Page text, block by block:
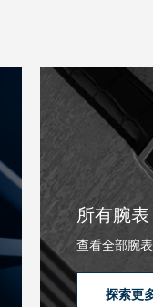
所有腕表
查看全部腕表
探索更